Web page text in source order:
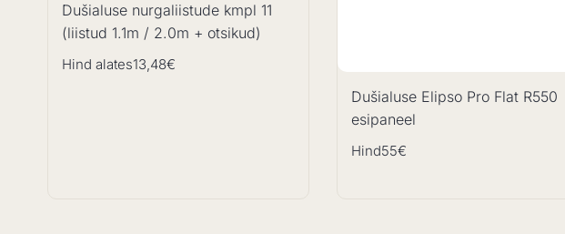
Dušialuse nurgaliistude kmpl 11
(liistud 1.1m / 2.0m + otsikud)
Hind alates13,48€
Dušialuse Elipso Pro Flat R550
esipaneel
Hind55€